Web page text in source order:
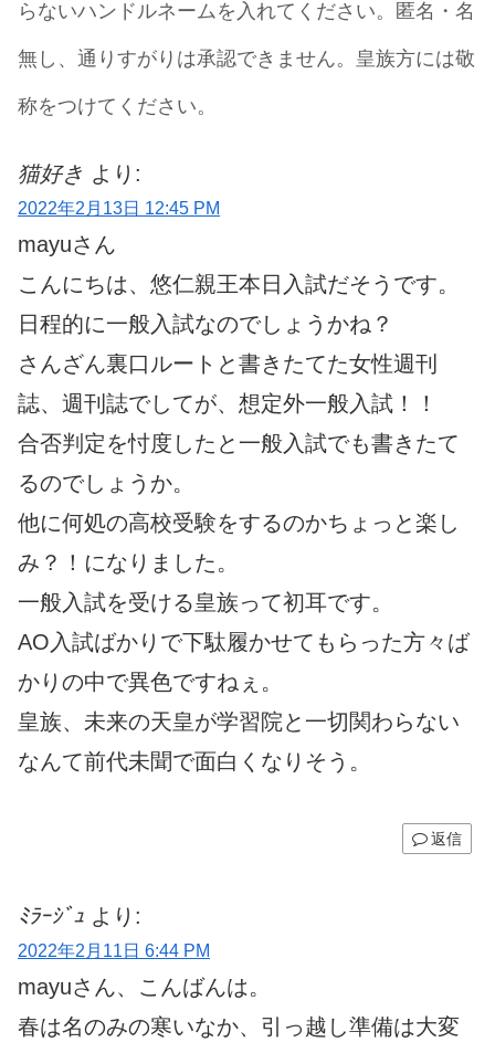
らないハンドルネームを入れてください。匿名・名
無し、通りすがりは承認できません。皇族方には敬
称をつけてください。
猫好き より:
2022年2月13日 12:45 PM
mayuさん
こんにちは、悠仁親王本日入試だそうです。
日程的に一般入試なのでしょうかね？
さんざん裏口ルートと書きたてた女性週刊
誌、週刊誌でしてが、想定外一般入試！！
合否判定を忖度したと一般入試でも書きたて
るのでしょうか。
他に何処の高校受験をするのかちょっと楽し
み？！になりました。
一般入試を受ける皇族って初耳です。
AO入試ばかりで下駄履かせてもらった方々ば
かりの中で異色ですねぇ。
皇族、未来の天皇が学習院と一切関わらない
なんて前代未聞で面白くなりそう。
返信
ﾐﾗｰｼﾞｭ より:
2022年2月11日 6:44 PM
mayuさん、こんばんは。
春は名のみの寒いなか、引っ越し準備は大変